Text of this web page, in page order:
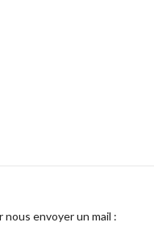
envoyer un mail :